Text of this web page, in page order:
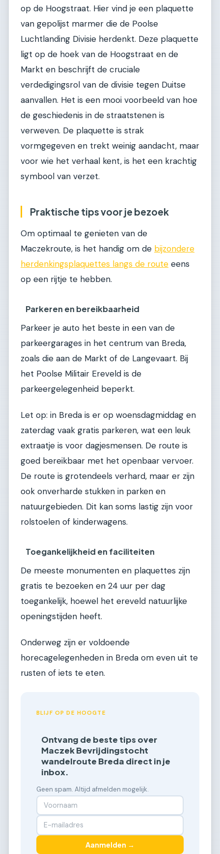
op de Hoogstraat. Hier vind je een plaquette
van gepolijst marmer die de Poolse
Luchtlanding Divisie herdenkt. Deze plaquette
ligt op de hoek van de Hoogstraat en de
Markt en beschrijft de cruciale
verdedigingsrol van de divisie tegen Duitse
aanvallen. Het is een mooi voorbeeld van hoe
de geschiedenis in de straatstenen is
verweven. De plaquette is strak
vormgegeven en trekt weinig aandacht, maar
voor wie het verhaal kent, is het een krachtig
symbool van verzet.
Praktische tips voor je bezoek
Om optimaal te genieten van de
Maczekroute, is het handig om de bijzondere
herdenkingsplaquettes langs de route eens
op een rijtje te hebben.
Parkeren en bereikbaarheid
Parkeer je auto het beste in een van de
parkeergarages in het centrum van Breda,
zoals die aan de Markt of de Langevaart. Bij
het Poolse Militair Ereveld is de
parkeergelegenheid beperkt.
Let op: in Breda is er op woensdagmiddag en
zaterdag vaak gratis parkeren, wat een leuk
extraatje is voor dagjesmensen. De route is
goed bereikbaar met het openbaar vervoer.
De route is grotendeels verhard, maar er zijn
ook onverharde stukken in parken en
natuurgebieden. Dit kan soms lastig zijn voor
rolstoelen of kinderwagens.
Toegankelijkheid en faciliteiten
De meeste monumenten en plaquettes zijn
gratis te bezoeken en 24 uur per dag
toegankelijk, hoewel het ereveld natuurlijke
openingstijden heeft.
Onderweg zijn er voldoende
horecagelegenheden in Breda om even uit te
rusten of iets te eten.
BLIJF OP DE HOOGTE
Ontvang de beste tips over
Maczek Bevrijdingstocht
wandelroute Breda direct in je
inbox.
Geen spam. Altijd afmelden mogelijk.
Aanmelden →